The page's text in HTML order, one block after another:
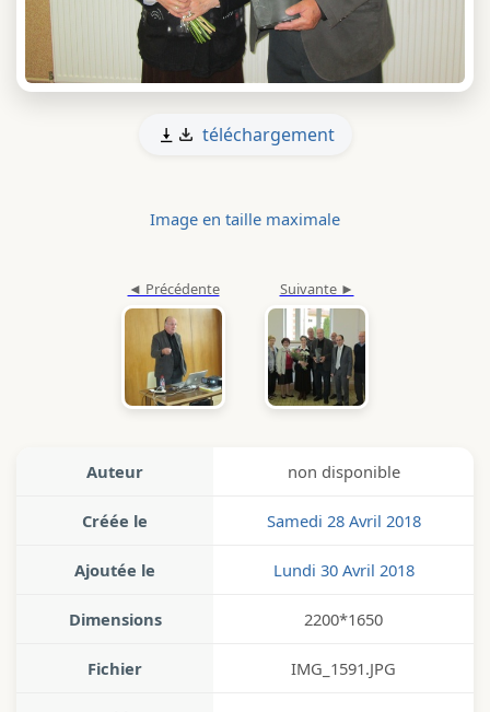
téléchargement
Image en taille maximale
Auteur non disponible
Créée le Samedi 28 Avril 2018
Ajoutée le Lundi 30 Avril 2018
Dimensions 2200*1650
Fichier IMG_1591.JPG